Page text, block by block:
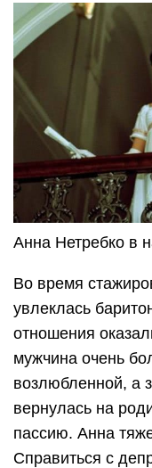
Анна Нетребко в
Во время
увлеклась
отношения
мужчина очень
возлюбленной, а
вернулась на
пассию. Анна
Справиться с